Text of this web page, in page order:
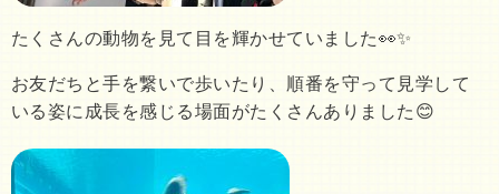
たくさんの動物を見て目を輝かせていました👀✨
お友だちと手を繋いで歩いたり、順番を守って見学して
いる姿に成長を感じる場面がたくさんありました😊